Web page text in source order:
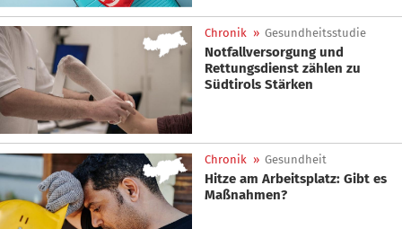
Chronik » Gesundheitsstudie
Notfallversorgung und
Rettungsdienst zählen zu
Südtirols Stärken
Chronik » Gesundheit
Hitze am Arbeitsplatz: Gibt es
Maßnahmen?